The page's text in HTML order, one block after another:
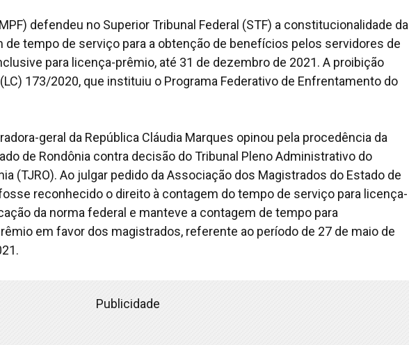
defendeu no Superior Tribunal Federal (STF) a constitucionalidade da
de tempo de serviço para a obtenção de benefícios pelos servidores de
para licença-prêmio, até 31 de dezembro de 2021. A proibição
173/2020, que instituiu o Programa Federativo de Enfrentamento do
geral da República Cláudia Marques opinou pela procedência da
de Rondônia contra decisão do Tribunal Pleno Administrativo do
(TJRO). Ao julgar pedido da Associação dos Magistrados do Estado de
reconhecido o direito à contagem do tempo de serviço para licença-
da norma federal e manteve a contagem de tempo para
em favor dos magistrados, referente ao período de 27 de maio de
Publicidade